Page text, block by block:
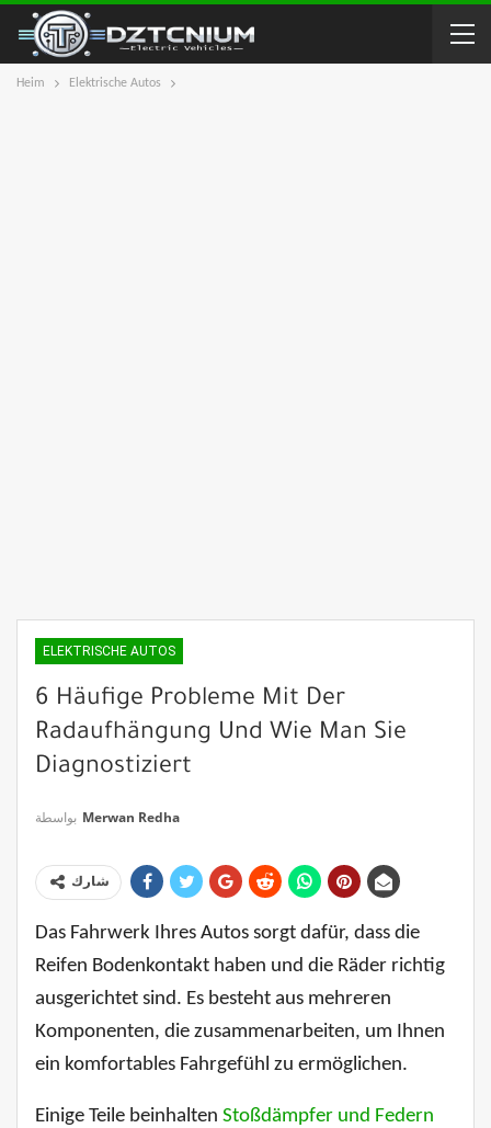
Heim Elektrische Autos
ELEKTRISCHE AUTOS
6 Häufige Probleme Mit Der
Radaufhängung Und Wie Man Sie
Diagnostiziert
Merwan Redha
شارك
Das Fahrwerk Ihres Autos sorgt dafür, dass die
Reifen Bodenkontakt haben und die Räder richtig
ausgerichtet sind. Es besteht aus mehreren
Komponenten, die zusammenarbeiten, um Ihnen
ein komfortables Fahrgefühl zu ermöglichen.
Einige Teile beinhalten Stoßdämpfer und Federn